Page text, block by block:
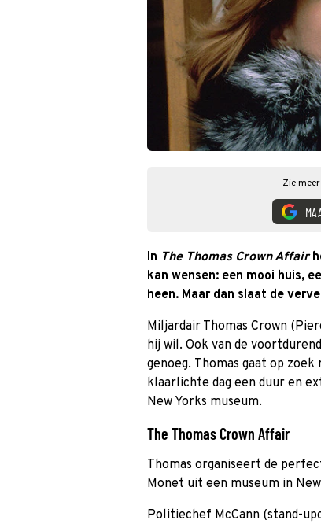
Zie
In The Thomas Crown Affair
kan wensen: een mooi huis,
heen. Maar dan slaat de
Miljardair Thomas Crown
hij wil. Ook van de
genoeg. Thomas gaat op
klaarlichte dag een duur en
New Yorks museum.
The Thomas Crown Affair
Thomas organiseert de
Monet uit een museum in
Politiechef McCann (stand-